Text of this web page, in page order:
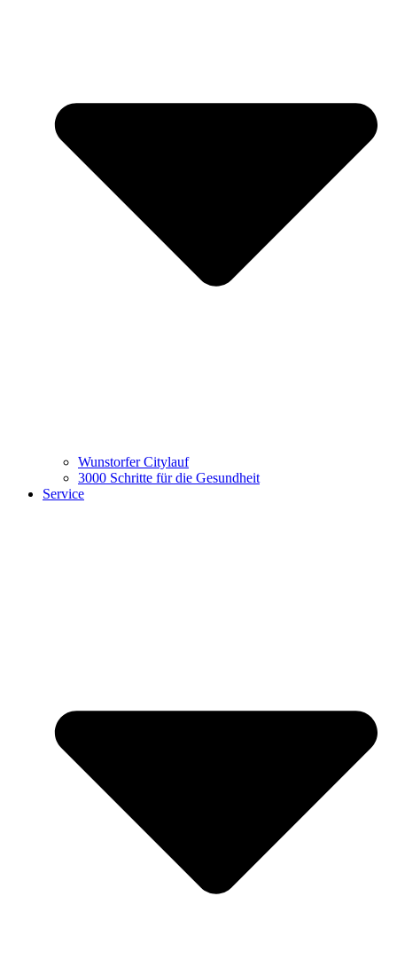
Wunstorfer Citylauf
3000 Schritte für die Gesundheit
Service